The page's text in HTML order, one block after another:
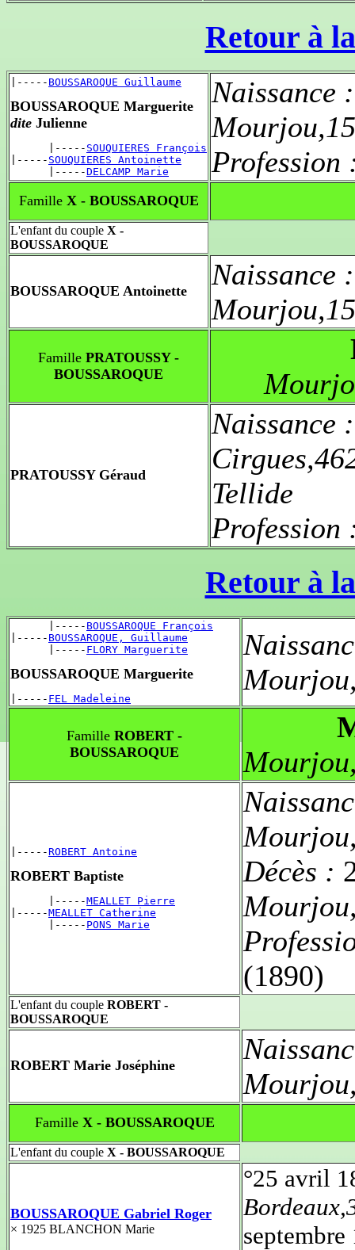
Retour à
|----- BOUSSAROQUE Guillaume
BOUSSAROQUE Marguerite
dite Julienne
      |-----
SOUQUIERES François
|----- SOUQUIERES Antoinette
      |-----
DELCAMP Marie
Naissance
FamilleX - BOUSSAROQUE
L'enfant du couple X -
BOUSSAROQUE
BOUSSAROQUE Antoinette
Naissance
Famille PRATOUSSY -
BOUSSAROQUE
PRATOUSSY Géraud
Naissance
Tellide
Retour à
      |-----
BOUSSAROQUE François
|----- BOUSSAROQUE, Guillaume
      |-----
FLORY Marguerite
BOUSSAROQUE Marguerite
|----- FEL Madeleine
Famille ROBERT -
BOUSSAROQUE
|-----ROBERT Antoine
ROBERT Baptiste
      |-----
MEALLET Pierre
|-----MEALLET Catherine
      |-----
PONS Marie
Décès :
(1890)
L'enfant du couple ROBERT -
BOUSSAROQUE
ROBERT Marie Joséphine
FamilleX - BOUSSAROQUE
L'enfant du couple X - BOUSSAROQUE
BOUSSAROQUE Gabriel Roger
× 1925 BLANCHON Marie
°25 avril
septembre